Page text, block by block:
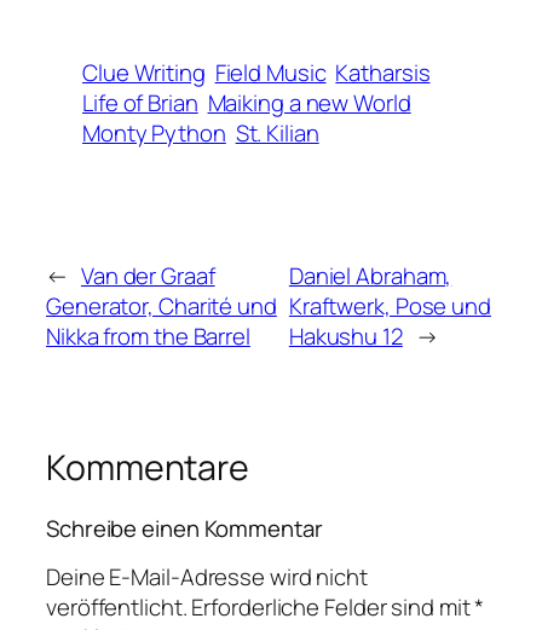
Clue Writing Field Music Katharsis
Life of Brian Maiking a new World
Monty Python St. Kilian
← Van der Graaf
Generator, Charité und
Nikka from the Barrel
Daniel Abraham,
Kraftwerk, Pose und
Hakushu 12 →
Kommentare
Schreibe einen Kommentar
Deine E-Mail-Adresse wird nicht
veröffentlicht.Erforderliche Felder sind mit*